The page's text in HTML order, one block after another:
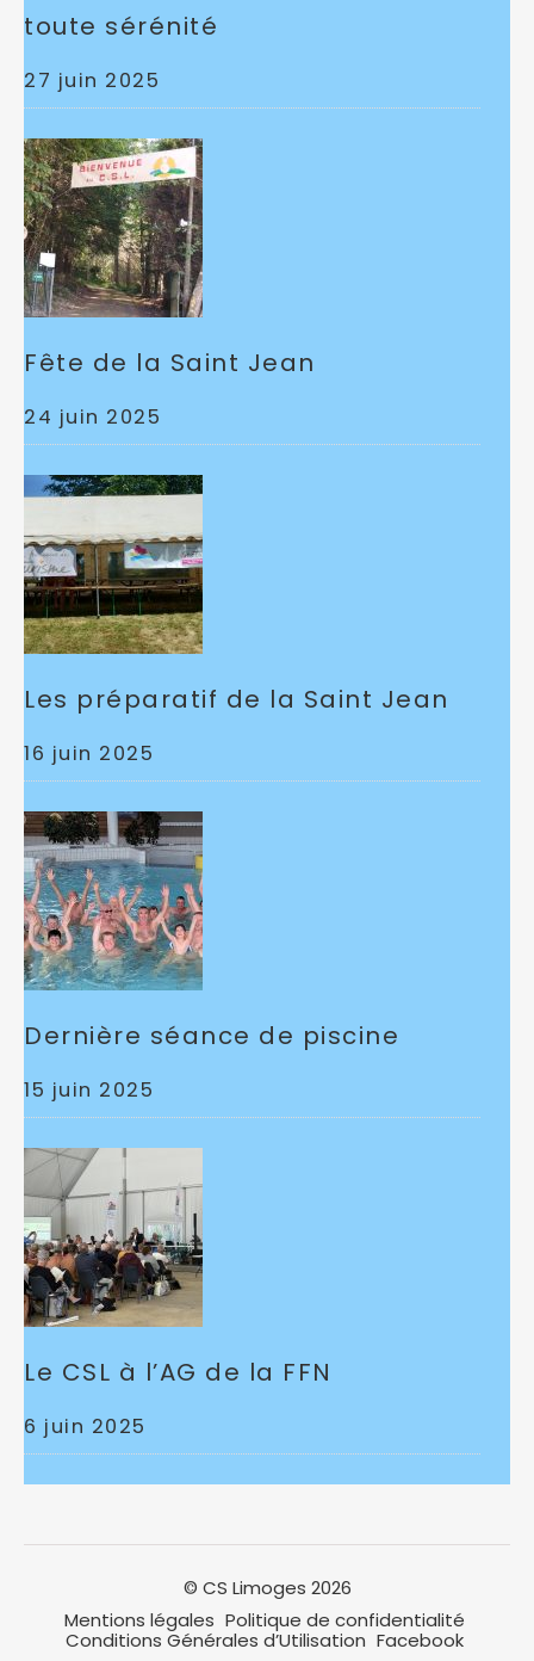
toute sérénité
27 juin 2025
Fête de la Saint Jean
24 juin 2025
Les préparatif de la Saint Jean
16 juin 2025
Dernière séance de piscine
15 juin 2025
Le CSL à l’AG de la FFN
6 juin 2025
© CS Limoges 2026
Mentions légales Politique de confidentialité
Conditions Générales d’Utilisation Facebook